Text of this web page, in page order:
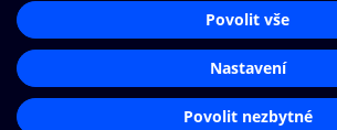
Přístupnost
Zásady zpracování osobních údajů
Nastavení cookies
Aplikace O2
Čti a poslouchej
audioknihy